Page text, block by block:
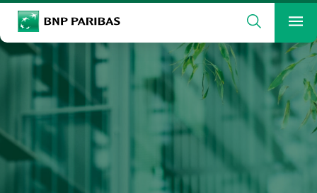
BNP Paribas
검색
검색할 용어를 입력하십시오
검색
메뉴